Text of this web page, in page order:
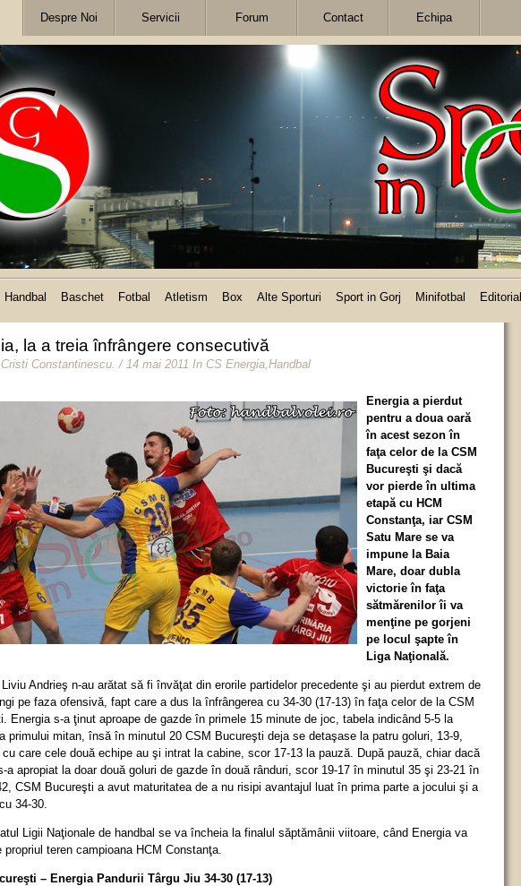
Despre Noi Servicii Forum Contact Echipa
Handbal Baschet Fotbal Atletism Box Alte Sporturi Sport in Gorj Minifotbal Editorial
la a treia înfrângere consecutivă
Cristi Constantinescu. / 14 mai 2011 In CS Energia,Handbal
Energia a pierdut
pentru a doua oară
în acest sezon în
faţa celor de la CSM
Bucureşti şi dacă
vor pierde în ultima
etapă cu HCM
Constanţa, iar CSM
Satu Mare se va
impune la Baia
Mare, doar dubla
victorie în faţa
sătmărenilor îi va
menţine pe gorjeni
pe locul şapte în
Liga Naţională.
Andrieş n-au arătat să fi învăţat din erorile partidelor precedente şi au pierdut extrem de
pe faza ofensivă, fapt care a dus la înfrângerea cu 34-30 (17-13) în faţa celor de la CSM
Energia s-a ţinut aproape de gazde în primele 15 minute de joc, tabela indicând 5-5 la
primului mitan, însă în minutul 20 CSM Bucureşti deja se detaşase la patru goluri, 13-9,
cu care cele două echipe au şi intrat la cabine, scor 17-13 la pauză. După pauză, chiar dacă
a apropiat la doar două goluri de gazde în două rânduri, scor 19-17 în minutul 35 şi 23-21 în
CSM Bucureşti a avut maturitatea de a nu risipi avantajul luat în prima parte a jocului şi a
34-30.
Ligii Naţionale de handbal se va încheia la finalul săptămânii viitoare, când Energia va
propriul teren campioana HCM Constanţa.
– Energia Pandurii Târgu Jiu 34-30 (17-13)